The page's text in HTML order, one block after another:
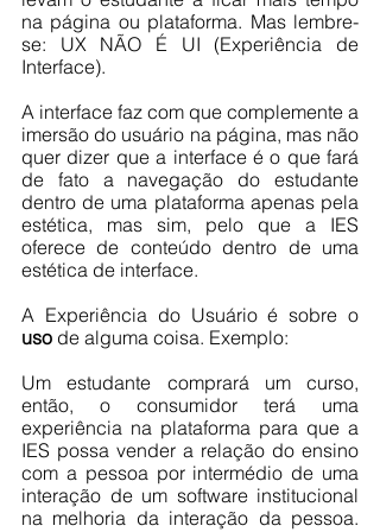
na página ou plataforma. Mas lembre-
se: UX NÃO É UI (Experiência de
Interface).
A interface faz com que complemente a
imersão do usuário na página, mas não
quer dizer que a interface é o que fará
de fato a navegação do estudante
dentro de uma plataforma apenas pela
estética, mas sim, pelo que a IES
oferece de conteúdo dentro de uma
estética de interface.
uso de alguma coisa. Exemplo:
Um estudante comprará um curso,
então, o consumidor terá uma
experiência na plataforma para que a
IES possa vender a relação do ensino
com a pessoa por intermédio de uma
interação de um software institucional
na melhoria da interação da pessoa.